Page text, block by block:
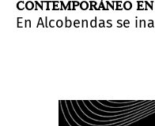
nave A
de la aclamada
CONTEMPORÁNEO
En Alcobendas se